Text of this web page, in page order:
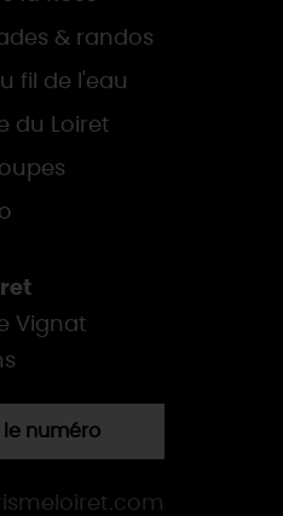
& randos
fil de l'eau
du Loiret
Vignat
le numéro